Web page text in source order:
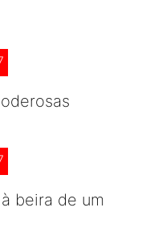
beira de um